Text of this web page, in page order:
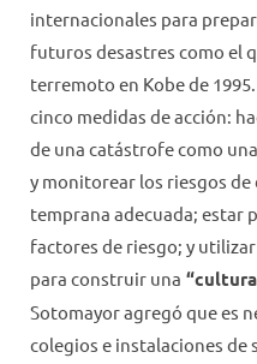
internacionales para
futuros desastres como el
terremoto en Kobe de
cinco medidas de acción:
de una catástrofe como
y monitorear los riesgos
temprana adecuada; estar
factores de riesgo; y
para construir una
Sotomayor agregó que es
colegios e instalaciones de